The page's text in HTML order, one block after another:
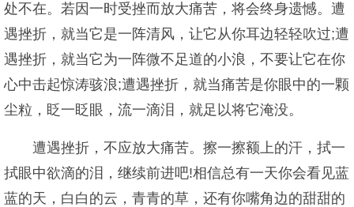
处不在。若因一时受挫而放大痛苦，将会终身遗憾。遭
遇挫折，就当它是一阵清风，让它从你耳边轻轻吹过;遭
遇挫折，就当它为一阵微不足道的小浪，不要让它在你
心中击起惊涛骇浪;遭遇挫折，就当痛苦是你眼中的一颗
尘粒，眨一眨眼，流一滴泪，就足以将它淹没。
遭遇挫折，不应放大痛苦。擦一擦额上的汗，拭一
拭眼中欲滴的泪，继续前进吧!相信总有一天你会看见蓝
蓝的天，白白的云，青青的草，还有你嘴角边的甜甜的